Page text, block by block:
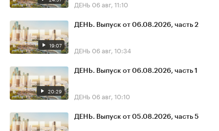
ДЕНЬ 06 авг, 11:10
19:07
ДЕНЬ. Выпуск от 06.08.2026, часть 2
ДЕНЬ 06 авг, 10:34
20:29
ДЕНЬ. Выпуск от 06.08.2026, часть 1
ДЕНЬ 06 авг, 10:10
ДЕНЬ. Выпуск от 05.08.2026, часть 5